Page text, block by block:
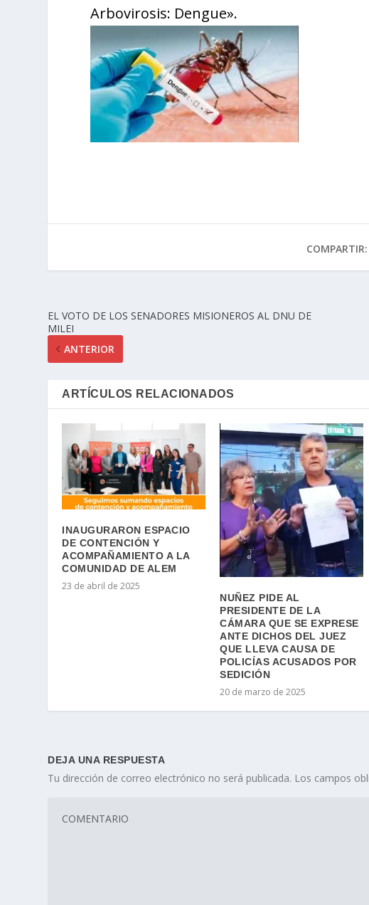
Arbovirosis: Dengue».
COMPARTIR:
EL VOTO DE LOS SENADORES MISIONEROS AL DNU DE
MILEI
ANTERIOR
ARTÍCULOS RELACIONADOS
INAUGURARON ESPACIO
DE CONTENCIÓN Y
ACOMPAÑAMIENTO A LA
COMUNIDAD DE ALEM
23 de abril de 2025
NUÑEZ PIDE AL
PRESIDENTE DE LA
CÁMARA QUE SE EXPRESE
ANTE DICHOS DEL JUEZ
QUE LLEVA CAUSA DE
POLICÍAS ACUSADOS POR
SEDICIÓN
20 de marzo de 2025
DEJA UNA RESPUESTA
Tu dirección de correo electrónico no será publicada. Los campos